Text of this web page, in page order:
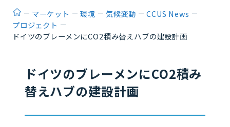
ホームマーケット 環境 気候変動
CCUS News
プロジェクト
ドイツのブレーメンにCO2積み替えハブの建設計画
ドイツのブレーメンにCO2積み
替えハブの建設計画